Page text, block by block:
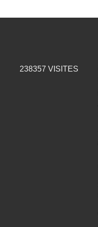
238357 VISITES